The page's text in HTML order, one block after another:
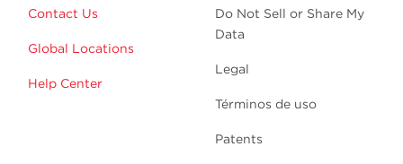
Contact Us
Global Locations
Help Center
Do Not Sell or Share My
Data
Legal
Términos de uso
Patents